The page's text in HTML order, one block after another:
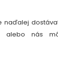
alebo nás